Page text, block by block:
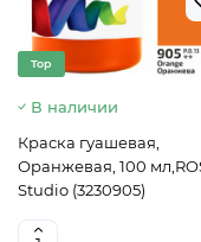
Top
В наличии
Краска гуашевая,
Оранжевая, 100
Studio (3230905)